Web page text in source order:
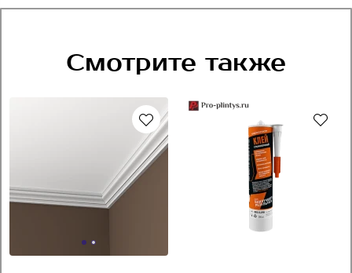
Смотрите также